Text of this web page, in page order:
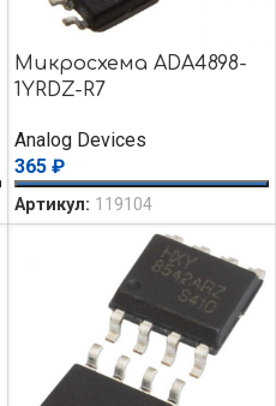
Микросхема ADA4898-
1YRDZ-R7
Analog Devices
365 ₽
Артикул: 119104